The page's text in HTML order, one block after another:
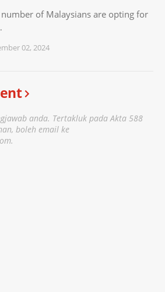
of Malaysians are opting for
02, 2024
anda. Tertakluk pada Akta 588
boleh email ke